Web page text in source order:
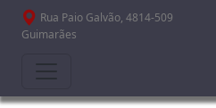
Passar para o conteúdo principal
Rua Paio Galvão, 4814-509
Guimarães